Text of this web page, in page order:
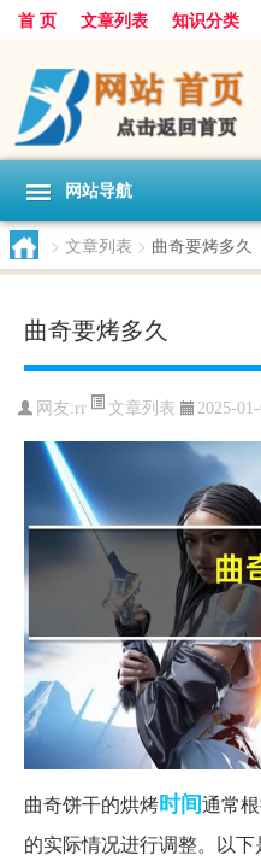
首 页 文章列表 知识分类
网站导航
> 文章列表 > 曲奇要烤多久
曲奇要烤多久
网友:rr 文章列表 2025-
曲奇饼干的烘烤时间通常
的实际情况进行调整。以下